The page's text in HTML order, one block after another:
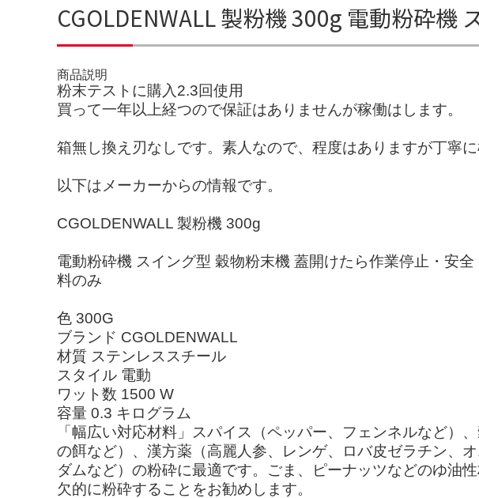
CGOLDENWALL 製粉機 300g 電動粉砕機
商品説明
粉末テストに購入2.3回使用
買って一年以上経つので保証はありませんが稼働はします。
箱無し換え刃なしです。素人なので、程度はありますが丁寧に
以下はメーカーからの情報です。
CGOLDENWALL 製粉機 300g
電動粉砕機 スイング型 穀物粉末機 蓋開けたら作業停止・安
料のみ
色 300G
ブランド CGOLDENWALL
材質 ステンレススチール
スタイル 電動
ワット数 1500 W
容量 0.3 キログラム
「幅広い対応材料」スパイス（ペッパー、フェンネルなど）
の餌など）、漢方薬（高麗人参、レンゲ、ロバ皮ゼラチン、
ダムなど）の粉砕に最適です。ごま、ピーナッツなどのゆ油
欠的に粉砕することをお勧めします。